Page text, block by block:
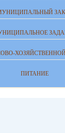
ПИТАНИЕ